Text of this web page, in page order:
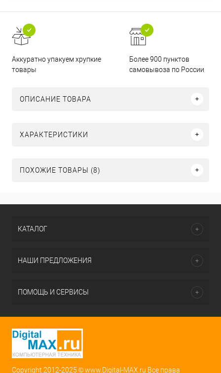
Аккуратно упакуем хрупкие
товары
Более 900 пунктов
самовывоза по России
ОПИСАНИЕ ТОВАРА
ХАРАКТЕРИСТИКИ
ПОХОЖИЕ ТОВАРЫ (8)
КАТАЛОГ
НАШИ ПРЕДЛОЖЕНИЯ
ПОМОЩЬ И СЕРВИСЫ
Copyright 2012-2025 © www.Digital-MAX.ru Все права